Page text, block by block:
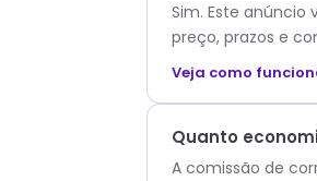
Sim. Este
preço, prazos e
Veja como
Quanto
A comissão de